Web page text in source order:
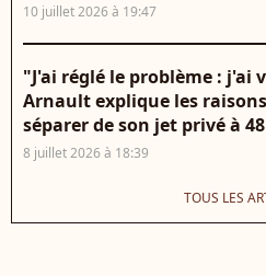
10 juillet 2026 à 19:47
"J'ai réglé le problème : j'ai
Arnault explique les
séparer de son jet privé à
8 juillet 2026 à 18:39
TOUS LES